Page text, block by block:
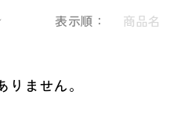
表示順： 商品名
ません。